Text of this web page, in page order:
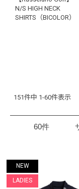
N/S HIGH NECK
SHIRTS（BICOLOR）
151件中 1-60件表示
NEW
LADIES